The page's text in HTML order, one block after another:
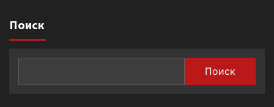
Поиск
Поиск